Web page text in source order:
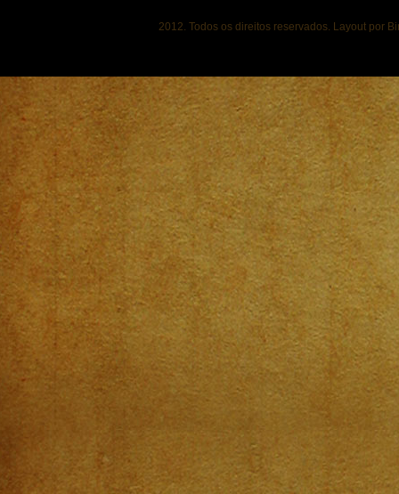
2012. Todos os direitos reservados. Layout por